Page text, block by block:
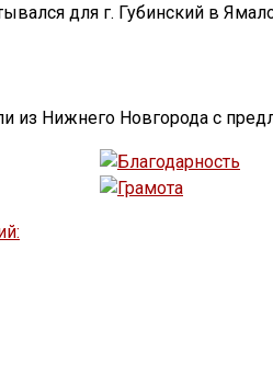
для г. Губинский в
из Нижнего Новгорода с